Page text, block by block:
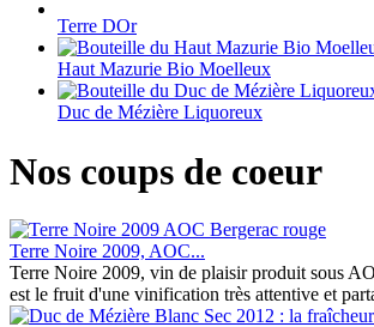
Terre DOr
Haut Mazurie Bio Moelleux
Duc de Mézière Liquoreux
Nos coups de coeur
Terre Noire 2009, AOC...
Terre Noire 2009, vin de plaisir produit sous
est le fruit d'une vinification très attentive et